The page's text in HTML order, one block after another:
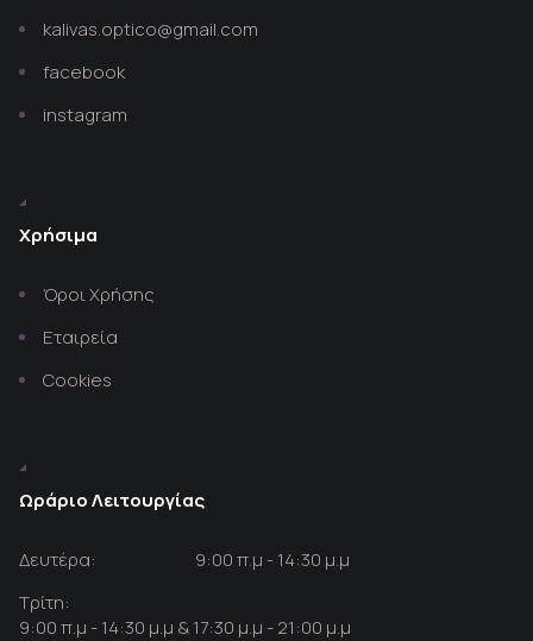
kalivas.optico@gmail.com
facebook
instagram
Χρήσιμα
Όροι Χρήσης
Εταιρεία
Cookies
Ωράριο Λειτουργίας
Δευτέρα:
9:00 π.μ - 14:30 μ.μ
Τρίτη:
9:00 π.μ - 14:30 μ.μ & 17:30 μ.μ - 21:00 μ.μ